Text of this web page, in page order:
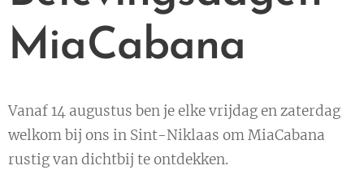
MiaCabana
Vanaf 14 augustus ben je elke vrijdag en zaterdag
welkom bij ons in Sint-Niklaas om MiaCabana
rustig van dichtbij te ontdekken.